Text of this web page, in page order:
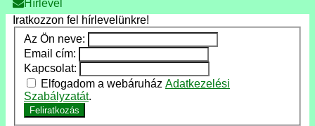
Hírlevél
Iratkozzon fel hírlevelünkre!
Az Ön neve:
Email cím:
Kapcsolat:
Elfogadom a webáruház Adatkezelési
Szabályzatát.
Feliratkozás